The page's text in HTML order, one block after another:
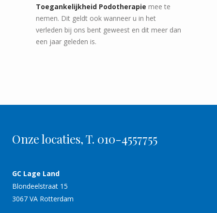
Toegankelijkheid Podotherapie mee te
nemen. Dit geldt ook wanneer u in het
verleden bij ons bent geweest en dit meer dan
een jaar geleden is.
Onze locaties, T. 010-4557755
GC Lage Land
Blondeelstraat 15
3067 VA Rotterdam